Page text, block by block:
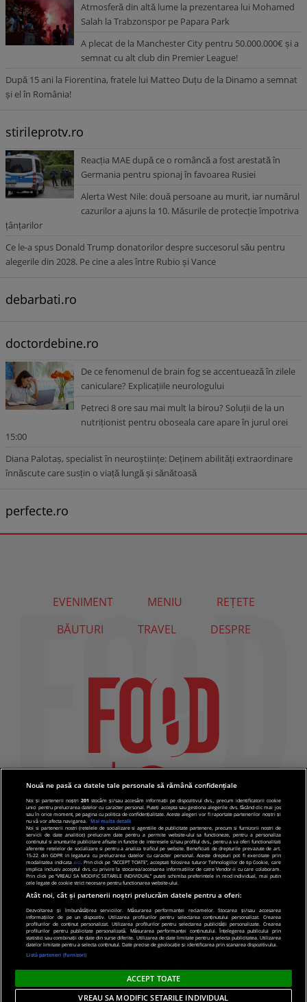
Atmosferă din altă lume la prezentarea lui Mohamed
Salah la Trabzonspor pe Papara Park
A plecat de la Manchester City pentru 50.000.000€ și a
semnat cu alt club din Premier League!
După 15 ani la Fiorentina, fratele lui Matteo Duțu de la Dinamo a semnat
și el în România!
stirileprotv.ro
Reacția MAE după ce o româncă a fost arestată în
Germania pentru spionaj în favoarea Rusiei
Alerta West Nile: două persoane au murit, iar numărul
cazurilor a ajuns la 10. Măsurile de protecție împotriva
țânțarilor
Ce le-a spus Donald Trump donatorilor despre succesorul său pentru
alegerile din 2028. Pe cine a ales între Rubio și Vance
debarbati.ro
doctordebine.ro
De ce fenomenul de brain fog se accentuează în zilele
caniculare? Explicațiile neurologului
Petreci 8 ore sau mai mult la birou? Soluții de la un
nutriționist pentru oboseala care apare în jurul orei
15:00
Diana Palotaș, specialist în neuroștiințe: Deținem abilități extraordinare
înnăscute care susțin o viață lungă și sănătoasă
perfecte.ro
EVENIMENT MENIU
REȚETE
BĂUTURI
TRAVEL DESPRE
© 2019 PRO TV S.R.L |Politica de Cookie|Politica
de confidentialitate
Nouă ne pasă ca datele tale personale să rămână confidențiale
Noi și partenerii noștri201 stocăm și/sau accesăm informații pe dispozitivul dvs., precum identificatorii cookie
unici pentru prelucrarea datelor cu caracter personal. Puteți accepta sau gestiona alegerile dvs. făcând clic mai jos
sau în orice moment, pe pagina cu politica de confidențialitate. Aceste alegeri vor fi raportate partenerilor noștri și
nu vă vor afecta navigarea.
Mai multe detalii
Noi si partenerii nostri (retelele de socializare si agentiile de publicitate partenere, precum si furnizorii nostri de
servicii de date analitice) prelucram date pentru a permite website-ului sa functioneze, pentru a personaliza
continutul si anunturile publicitare afisate in functie de interesele si/sau profilul dvs., pentru a va oferi functionalitati
aferente retelelor de socializare si pentru a analiza traficul pe website. Beneficiati de drepturile prevazute de art.
15-22 din GDPR in legatura cu prelucrarea datelor cu caracter personal. Aceste drepturi pot fi exercitate prin
modalitatea indicata aici. Prin click pe “ACCEPT TOATE”, acceptati folosirea tuturor Tehnologiilor de tip Cookie, care
implica inclusiv acceptul dvs. cu privire la stocarea/accesarea informatiilor de catre Vendor-ii cu care colaboram.
Prin click pe “VREAU SA MODIFIC SETARILE INDIVIDUAL” puteti schimba preferintele in mod individual, mai putin
cele legate de cookie strict necesare pentru functionarea website-ului.
Atât noi, cât și partenerii noștri prelucrăm datele pentru a oferi:
Dezvoltarea și îmbunătățirea serviciilor. Măsurarea performanței reclamelor. Stocarea și/sau accesarea
informațiilor de pe un dispozitiv. Utilizarea profilurilor pentru selectarea conținutului personalizat. Crearea
profilurilor de conținut personalizat. Utilizarea profilurilor pentru selectarea publicității personalizate. Crearea
profilurilor pentru publicitate personalizată. Măsurarea performanței conținutului. Înțelegerea publicului prin
statistici sau combinații de date din surse diferite. Utilizarea de date limitate pentru a selecta publicitatea. Utilizarea
datelor limitate pentru a selecta conținutul. Date precise de geolocație și identificarea prin scanarea dispozitivului.
Listă parteneri (furnizori)
ACCEPT TOATE
VREAU SA MODIFIC SETARILE INDIVIDUAL